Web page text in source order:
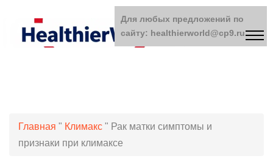
Главная " Климакс " Рак матки симптомы и
признаки при климаксе
Для любых предложений по
сайту: healthierworld@cp9.ru